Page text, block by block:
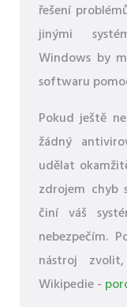
řešení
jinými
Windows by
softwaru
Pokud ještě
žádný
udělat
zdrojem chyb
činí váš
nebezpečím.
nástroj
Wikipedie -